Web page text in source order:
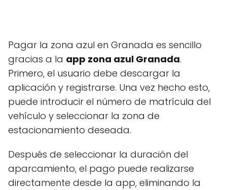
Pagar la zona azul en Granada es sencillo
gracias a la app zona azul Granada.
Primero, el usuario debe descargar la
aplicación y registrarse. Una vez hecho esto,
puede introducir el número de matrícula del
vehículo y seleccionar la zona de
estacionamiento deseada.
Después de seleccionar la duración del
aparcamiento, el pago puede realizarse
directamente desde la app, eliminando la